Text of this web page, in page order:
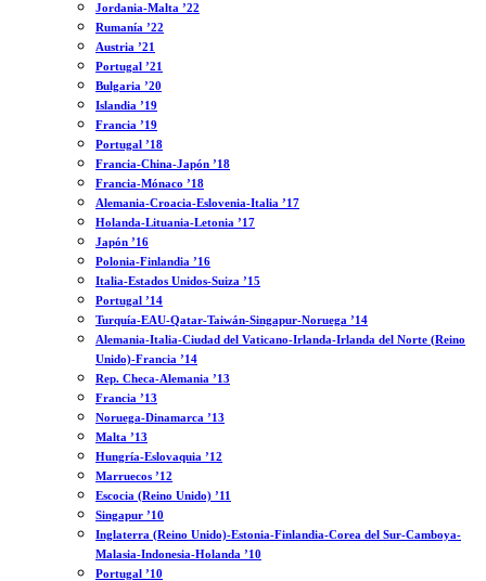
Jordania-Malta ’22
Rumanía ’22
Austria ’21
Portugal ’21
Bulgaria ’20
Islandia ’19
Francia ’19
Portugal ’18
Francia-China-Japón ’18
Francia-Mónaco ’18
Alemania-Croacia-Eslovenia-Italia ’17
Holanda-Lituania-Letonia ’17
Japón ’16
Polonia-Finlandia ’16
Italia-Estados Unidos-Suiza ’15
Portugal ’14
Turquía-EAU-Qatar-Taiwán-Singapur-Noruega ’14
Alemania-Italia-Ciudad del Vaticano-Irlanda-Irlanda del Norte (Reino
Unido)-Francia ’14
Rep. Checa-Alemania ’13
Francia ’13
Noruega-Dinamarca ’13
Malta ’13
Hungría-Eslovaquia ’12
Marruecos ’12
Escocia (Reino Unido) ’11
Singapur ’10
Inglaterra (Reino Unido)-Estonia-Finlandia-Corea del Sur-Camboya-
Malasia-Indonesia-Holanda ’10
Portugal ’10